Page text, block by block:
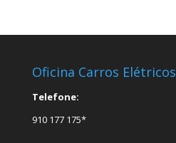
Oficina Carros Elétricos
Telefone:
910 177 175*